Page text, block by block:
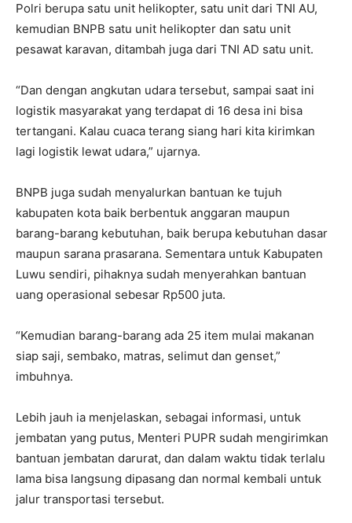
Polri berupa satu unit helikopter, satu unit dari TNI AU,
kemudian BNPB satu unit helikopter dan satu unit
pesawat karavan, ditambah juga dari TNI AD satu unit.
“Dan dengan angkutan udara tersebut, sampai saat ini
logistik masyarakat yang terdapat di 16 desa ini bisa
tertangani. Kalau cuaca terang siang hari kita kirimkan
lagi logistik lewat udara,” ujarnya.
BNPB juga sudah menyalurkan bantuan ke tujuh
kabupaten kota baik berbentuk anggaran maupun
barang-barang kebutuhan, baik berupa kebutuhan dasar
maupun sarana prasarana. Sementara untuk Kabupaten
Luwu sendiri, pihaknya sudah menyerahkan bantuan
uang operasional sebesar Rp500 juta.
“Kemudian barang-barang ada 25 item mulai makanan
siap saji, sembako, matras, selimut dan genset,”
imbuhnya.
Lebih jauh ia menjelaskan, sebagai informasi, untuk
jembatan yang putus, Menteri PUPR sudah mengirimkan
bantuan jembatan darurat, dan dalam waktu tidak terlalu
lama bisa langsung dipasang dan normal kembali untuk
jalur transportasi tersebut.